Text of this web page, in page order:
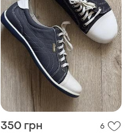
350 грн 6